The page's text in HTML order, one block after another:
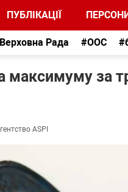
ПУБЛІКАЦІЇ
Рада #ООС
максимуму за
ASPI